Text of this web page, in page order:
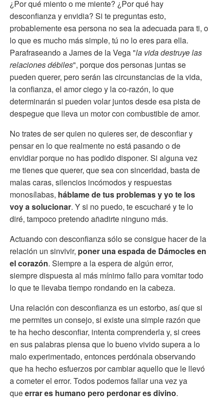
¿Por qué miento o me miente? ¿Por qué hay
desconfianza y envidia? Si te preguntas esto,
probablemente esa persona no sea la adecuada para ti, o
lo que es mucho más simple, tú no lo eres para ella.
Parafraseando a James de la Vega "la vida destruye las
relaciones débiles", porque dos personas juntas se
pueden querer, pero serán las circunstancias de la vida,
la confianza, el amor ciego y la co-razón, lo que
determinarán si pueden volar juntos desde esa pista de
despegue que lleva un motor con combustible de amor.
No trates de ser quien no quieres ser, de desconfiar y
pensar en lo que realmente no está pasando o de
envidiar porque no has podido disponer. Si alguna vez
me tienes que querer, que sea con sinceridad, basta de
malas caras, silencios incómodos y respuestas
monosílabas, háblame de tus problemas y yo te los
voy a solucionar. Y si no puedo, te escucharé y te lo
diré, tampoco pretendo añadirte ninguno más.
Actuando con desconfianza sólo se consigue hacer de la
relación un sinvivir, poner una espada de Dámocles en
el corazón. Siempre a la espera de algún error,
siempre dispuesta al más mínimo fallo para vomitar todo
lo que te llevaba tiempo rondando en la cabeza.
Una relación con desconfianza es un estorbo, así que si
me permites un consejo, si existe una simple razón que
te ha hecho desconfiar, intenta comprenderla y, si crees
en sus palabras piensa que lo bueno vivido supera a lo
malo experimentado, entonces perdónala observando
que ha hecho esfuerzos por cambiar aquello que le llevó
a cometer el error. Todos podemos fallar una vez ya
queerrar es humano pero perdonar es divino.